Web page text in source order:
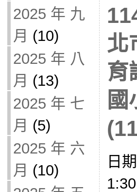
2025 年 九
月 (10)
2025 年 八
月 (13)
2025 年 七
月 (5)
2025 年 六
月 (10)
北
育
日